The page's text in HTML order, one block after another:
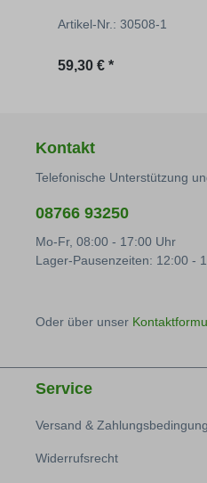
Artikel-Nr.: 30508-1
Regulärer Preis:
59,30 € *
Kontakt
Telefonische Unterstützung
08766 93250
Mo-Fr, 08:00 - 17:00 Uhr
Lager-Pausenzeiten: 12:00 -
Oder über unser
Service
Versand &
Widerrufsrecht